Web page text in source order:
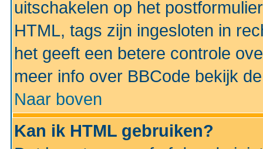
uitschakelen op het
HTML, tags zijn ingesloten in
het geeft een betere controle
meer info over BBCode bekijk
Naar boven
Kan ik HTML gebruiken?